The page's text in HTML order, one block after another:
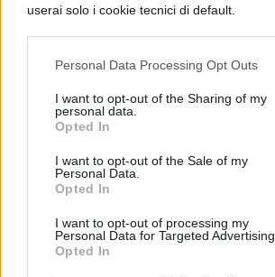
userai solo i cookie tecnici di default.
Personal Data Processing Opt Outs
I want to opt-out of the Sharing of my
personal data.
Opted In
I want to opt-out of the Sale of my
Personal Data.
Opted In
I want to opt-out of processing my
Personal Data for Targeted Advertising.
Opted In
MIGLIOR ARTISTA ROCK
A Perfect Circle
Iron Maiden
Lenny Kravitz
Metallica
Slayer